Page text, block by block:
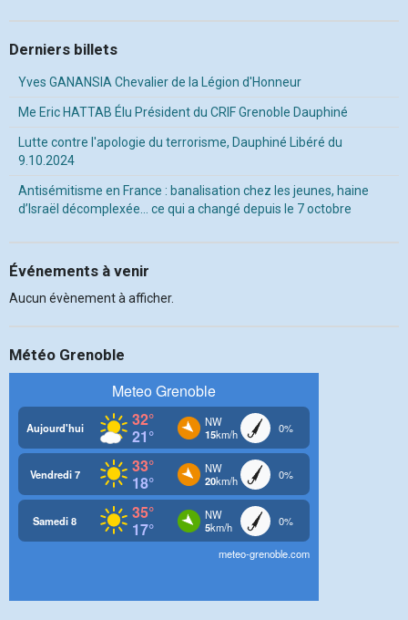
Derniers billets
Yves GANANSIA Chevalier de la Légion d'Honneur
Me Eric HATTAB Élu Président du CRIF Grenoble Dauphiné
Lutte contre l'apologie du terrorisme, Dauphiné Libéré du
9.10.2024
Antisémitisme en France : banalisation chez les jeunes, haine
d’Israël décomplexée… ce qui a changé depuis le 7 octobre
Événements à venir
Aucun évènement à afficher.
Météo Grenoble